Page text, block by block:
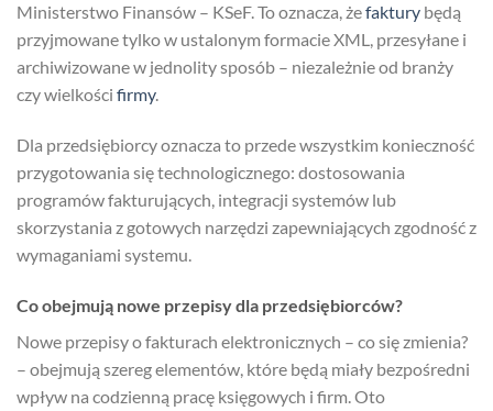
Ministerstwo Finansów – KSeF. To oznacza, żefaktury będą
przyjmowane tylko w ustalonym formacie XML, przesyłane i
archiwizowane w jednolity sposób – niezależnie od branży
czy wielkości firmy.
Dla przedsiębiorcy oznacza to przede wszystkim konieczność
przygotowania się technologicznego: dostosowania
programów fakturujących, integracji systemów lub
skorzystania z gotowych narzędzi zapewniających zgodność z
wymaganiami systemu.
Co obejmują nowe przepisy dla przedsiębiorców?
Nowe przepisy o fakturach elektronicznych – co się zmienia?
– obejmują szereg elementów, które będą miały bezpośredni
wpływ na codzienną pracę księgowych i firm. Oto